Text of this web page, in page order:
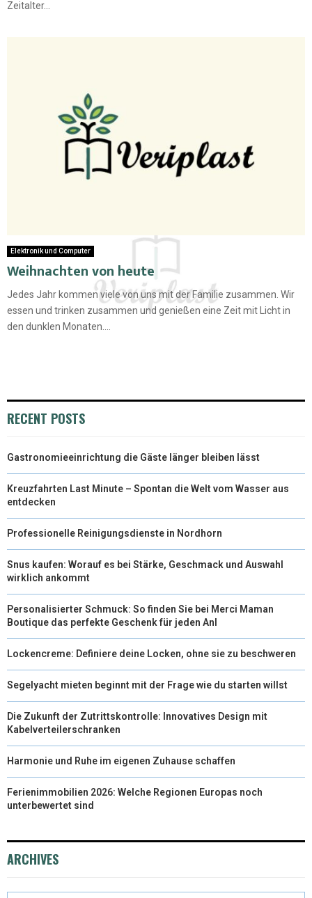
Zeitalter...
Elektronik und Computer
Weihnachten von heute
Jedes Jahr kommen viele von uns mit der Familie zusammen. Wir
essen und trinken zusammen und genießen eine Zeit mit Licht in
den dunklen Monaten....
RECENT POSTS
Gastronomieeinrichtung die Gäste länger bleiben lässt
Kreuzfahrten Last Minute – Spontan die Welt vom Wasser aus
entdecken
Professionelle Reinigungsdienste in Nordhorn
Snus kaufen: Worauf es bei Stärke, Geschmack und Auswahl
wirklich ankommt
Personalisierter Schmuck: So finden Sie bei Merci Maman
Boutique das perfekte Geschenk für jeden Anl
Lockencreme: Definiere deine Locken, ohne sie zu beschweren
Segelyacht mieten beginnt mit der Frage wie du starten willst
Die Zukunft der Zutrittskontrolle: Innovatives Design mit
Kabelverteilerschranken
Harmonie und Ruhe im eigenen Zuhause schaffen
Ferienimmobilien 2026: Welche Regionen Europas noch
unterbewertet sind
ARCHIVES